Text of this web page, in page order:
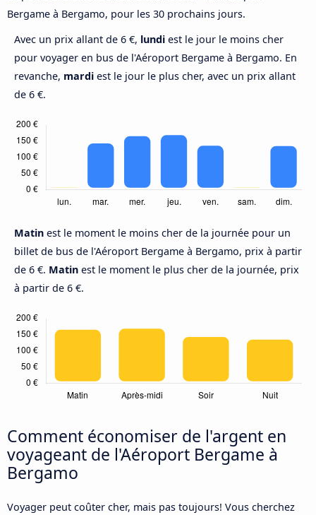
Bergame à Bergamo, pour les 30 prochains jours.
Avec un prix allant de 6 €, lundi est le jour le moins cher
pour voyager en bus de l'Aéroport Bergame à Bergamo. En
revanche, mardi est le jour le plus cher, avec un prix allant
de 6 €.
Matin est le moment le moins cher de la journée pour un
billet de bus de l'Aéroport Bergame à Bergamo, prix à partir
de 6 €. Matin est le moment le plus cher de la journée, prix
à partir de 6 €.
Comment économiser de l'argent en
voyageant de l'Aéroport Bergame à
Bergamo
Voyager peut coûter cher, mais pas toujours! Vous cherchez